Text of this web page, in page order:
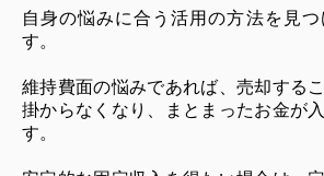
自身の悩みに合う活用の方法を見
す。
維持費面の悩みであれば、売却する
掛からなくなり、まとまったお金が
す。